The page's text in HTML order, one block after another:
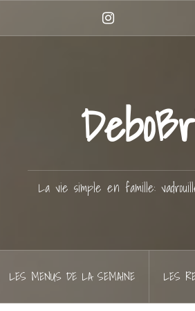
La vie simple en famille:
LES MENUS DE LA SEMAINE LES